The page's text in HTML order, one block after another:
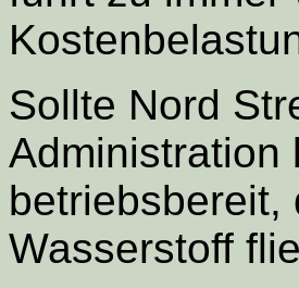
Sollte Nord
Administration
betriebsbereit,
Wasserstoff